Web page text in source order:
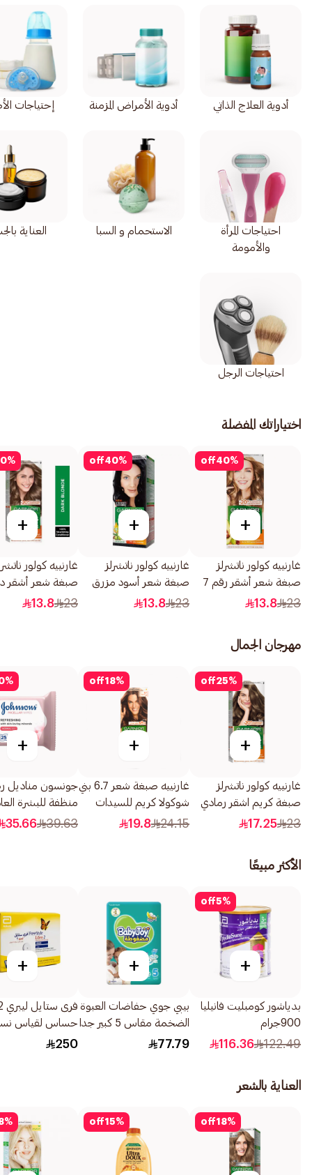
أدوية العلاج الذاتي أدوية الأمراض المزمنة إحتياجات
احتياجات المرأة
والأمومة
الاستحمام و السبا العناية
احتياجات الرجل
اختياراتك المفضلة
40%
off
+
غارنييه كولور ناتشرلز
صبغة شعر أشقر رقم 7
1قطعة
23
13.8
40%
off
+
غارنييه كولور ناتشرلز
صبغة شعر أسود مزرق
رقم 2.1 1قطعة
23
13.8
%
+
غارنييه كولور
1قطعة
23
13.8
مهرجان الجمال
25%
off
+
غارنييه كولور ناتشرلز
صبغة كريم اشقر رمادي
غامق 6.1 1 قطعة
23
17.25
18%
off
+
غارنييه صبغة شعر 6.7 بني
شوكولا كريم للسيدات
110مل
24.15
19.8
%
+
جونسون مناديل
منظفة للبشرة
25منديل
39.63
35.66
الأكثر مبيعًا
5%
off
+
بدياشور كومبليت فانيليا
900جرام
122.49
116.36
+
بيبي جوي حفاضات العبوة
الضخمة مقاس 5 كبير جدا
52قطعة
77.79
+
حساس لقياس
السكر 1عبوة
250
العناية بالشعر
18%
off
15%
off
%